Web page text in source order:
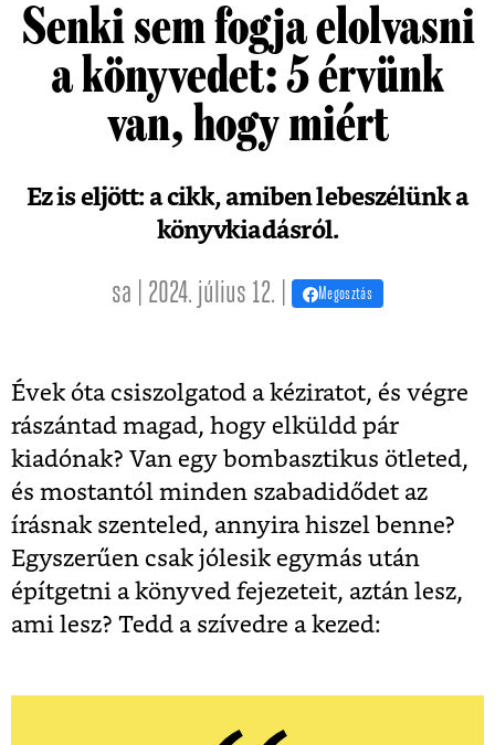
Senki sem fogja elolvasni
a könyvedet: 5 érvünk
van, hogy miért
Ez is eljött: a cikk, amiben lebeszélünk a
könyvkiadásról.
sa | 2024. július 12. | Megosztás
Évek óta csiszolgatod a kéziratot, és végre
rászántad magad, hogy elküldd pár
kiadónak? Van egy bombasztikus ötleted,
és mostantól minden szabadidődet az
írásnak szenteled, annyira hiszel benne?
Egyszerűen csak jólesik egymás után
építgetni a könyved fejezeteit, aztán lesz,
ami lesz? Tedd a szívedre a kezed: